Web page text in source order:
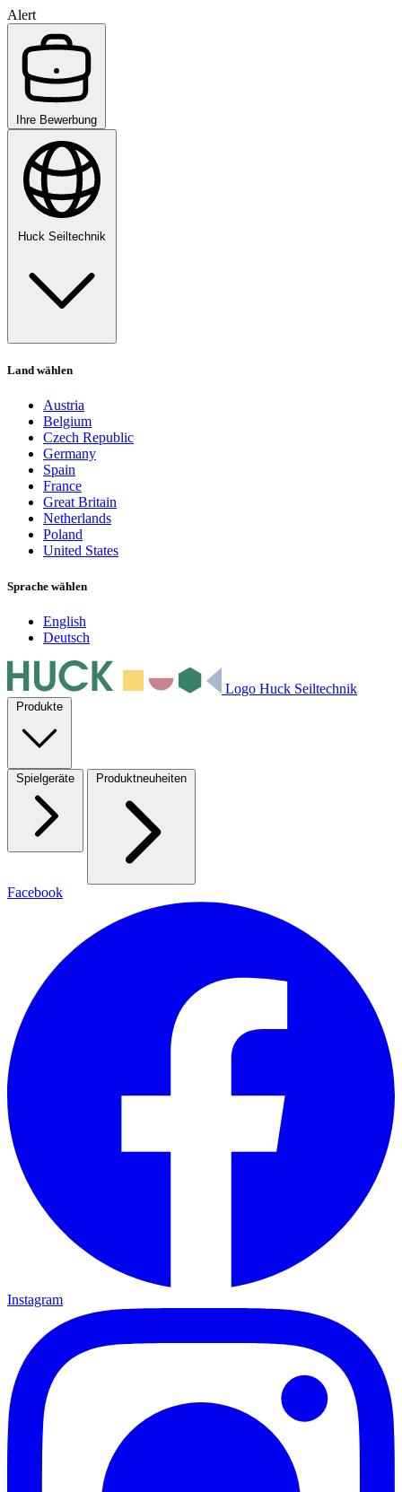
Alert
Ihre Bewerbung
Huck Seiltechnik
Land wählen
Austria
Belgium
Czech Republic
Germany
Spain
France
Great Britain
Netherlands
Poland
United States
Sprache wählen
English
Deutsch
Logo Huck Seiltechnik
Produkte
Spielgeräte Produktneuheiten
Facebook
Instagram